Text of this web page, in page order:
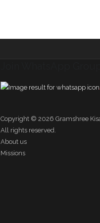
Copyright © 2026Gramshree
All rights reserved.
About us
Missions